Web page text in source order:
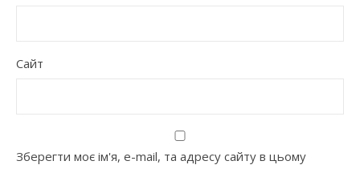
Сайт
Зберегти моє ім'я, e-mail, та адресу сайту в цьому